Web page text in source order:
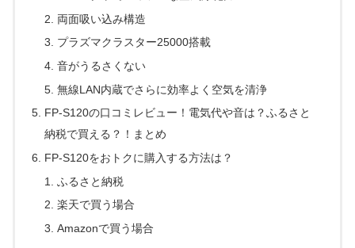
両面吸い込み構造
プラズマクラスター25000搭載
音がうるさくない
無線LAN内蔵でさらに効率よく空気を清浄
FP-S120の口コミレビュー！電気代や音は？ふるさと
納税で買える？！まとめ
FP-S120をおトクに購入する方法は？
ふるさと納税
楽天で買う場合
Amazonで買う場合